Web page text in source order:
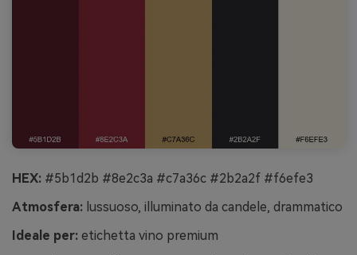
HEX: #5b1d2b #8e2c3a #c7a36c #2b2a2f #f6efe3
Atmosfera: lussuoso, illuminato da candele, drammatico
Ideale per: etichetta vino premium